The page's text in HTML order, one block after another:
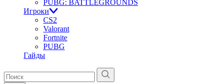
PUBG: BATTLEGROUNDS
Игроки
CS2
Valorant
Fortnite
PUBG
Гайды